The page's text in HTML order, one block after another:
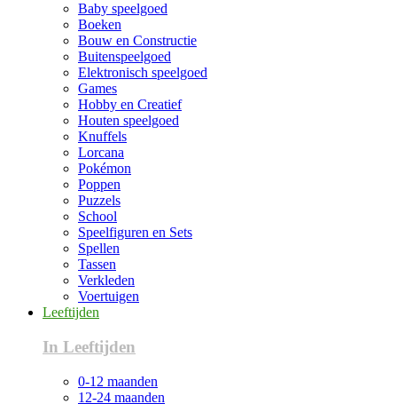
Baby speelgoed
Boeken
Bouw en Constructie
Buitenspeelgoed
Elektronisch speelgoed
Games
Hobby en Creatief
Houten speelgoed
Knuffels
Lorcana
Pokémon
Poppen
Puzzels
School
Speelfiguren en Sets
Spellen
Tassen
Verkleden
Voertuigen
Leeftijden
In Leeftijden
0-12 maanden
12-24 maanden